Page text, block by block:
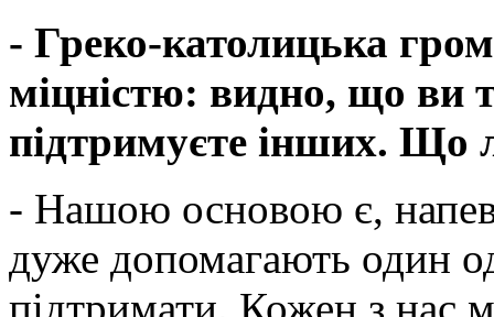
- Греко-католицька
міцністю: видно, що ви
підтримуєте інших. Що
- Нашою основою є,
дуже допомагають один
підтримати. Кожен з нас